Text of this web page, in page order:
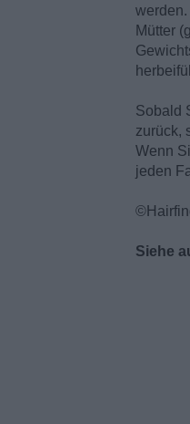
werden.
Mütter
Sobald
zurück,
Wenn
jeden
Siehe